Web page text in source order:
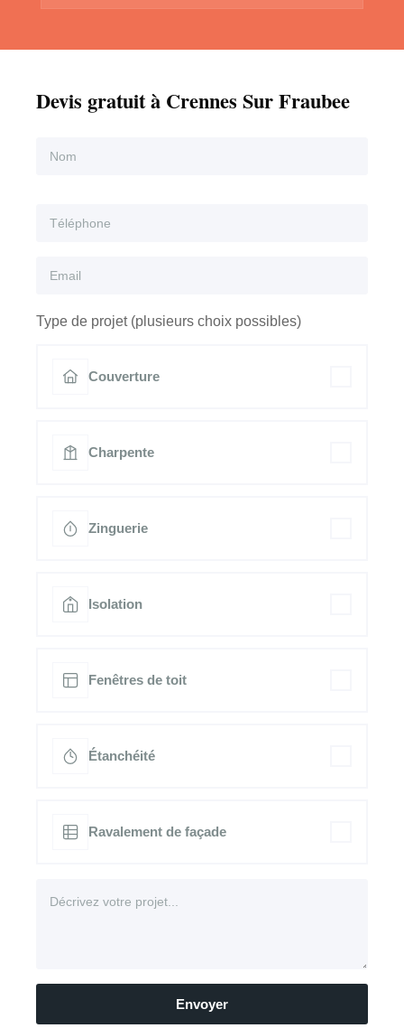
Devis gratuit à Crennes Sur Fraubee
Type de projet (plusieurs choix possibles)
Couverture
Charpente
Zinguerie
Isolation
Fenêtres de toit
Étanchéité
Ravalement de façade
Envoyer